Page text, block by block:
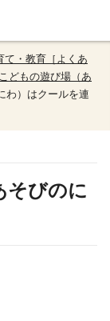
て・教育［よくあ
どもの遊び場（あ
わ）はクールを連
そびのに